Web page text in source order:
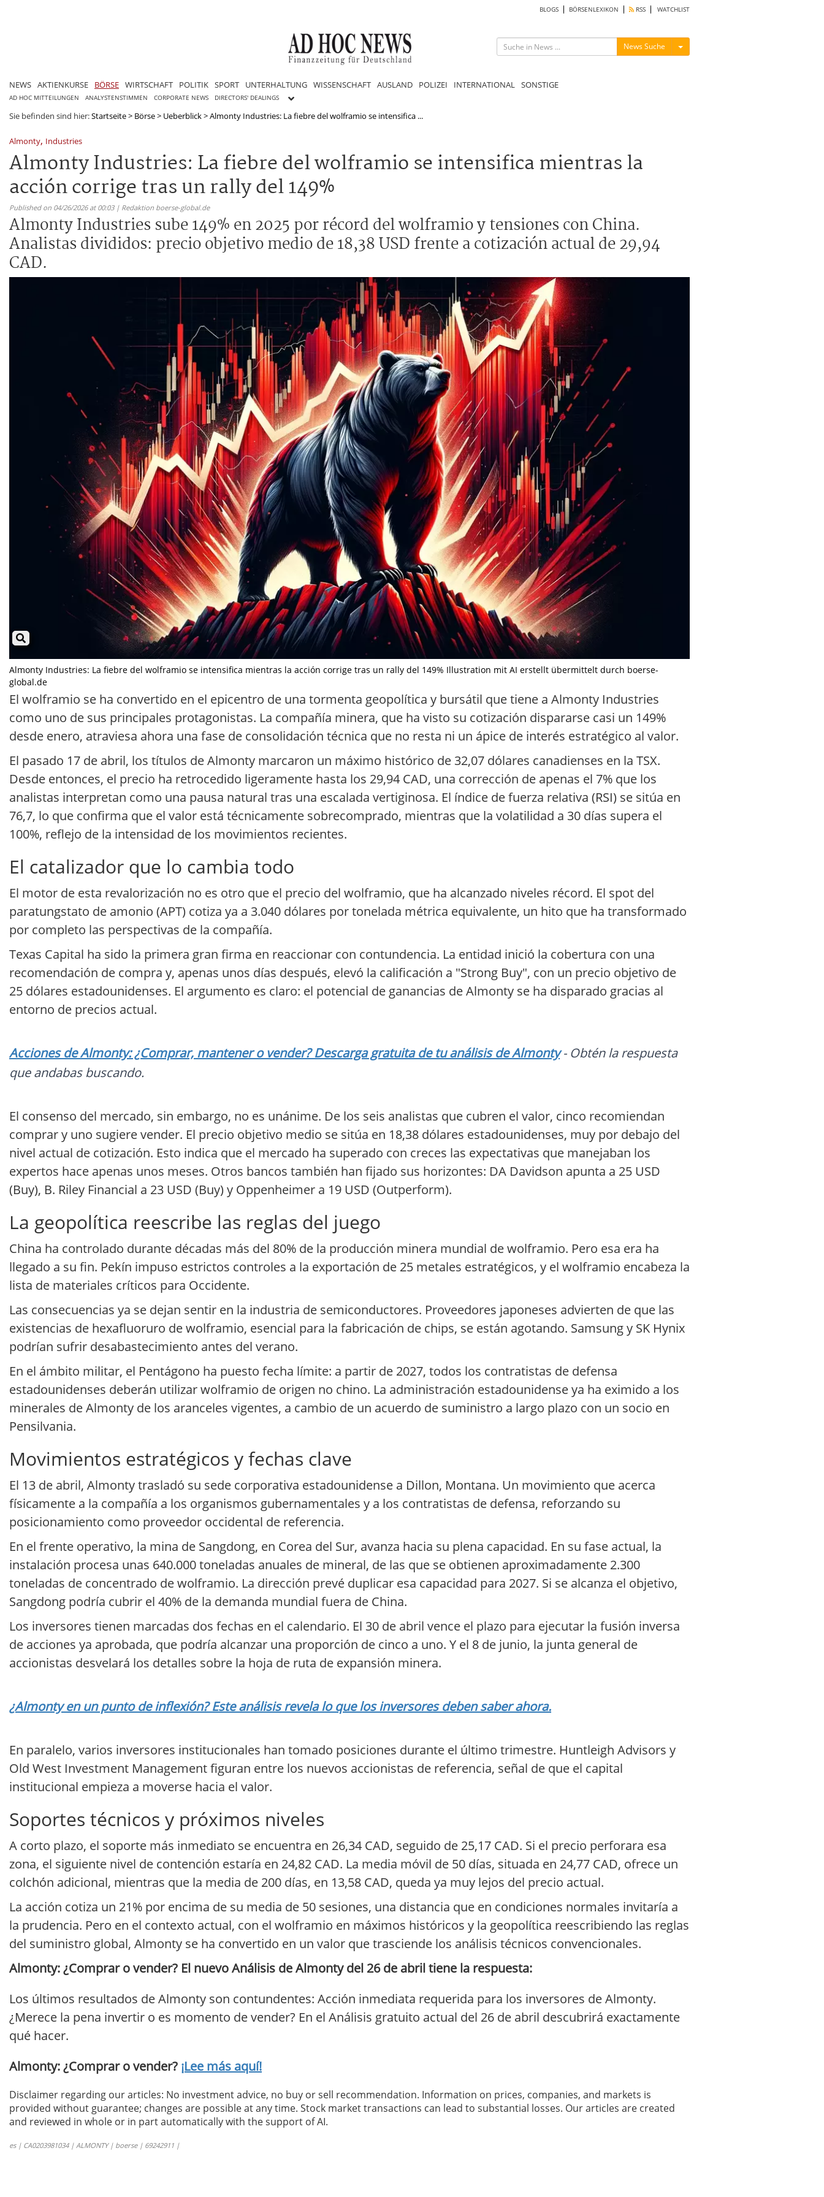
BLOGS BÖRSENLEXIKON RSS WATCHLIST
News Suche Menü ein-/ausblenden
NEWS AKTIENKURSE BÖRSE WIRTSCHAFT POLITIK SPORT UNTERHALTUNG WISSENSCHAFT AUSLAND POLIZEI INTERNATIONAL SONSTIGE
AD HOC MITTEILUNGEN ANALYSTENSTIMMEN CORPORATE NEWS DIRECTORS' DEALINGS
Sie befinden sind hier:Startseite> Börse> Ueberblick>Almonty Industries: La fiebre del wolframio se intensifica ...
Almonty, Industries
Almonty Industries: La fiebre del wolframio se intensifica mientras la
acción corrige tras un rally del 149%
Published on 04/26/2026 at 00:03 | Redaktion boerse-global.de
Almonty Industries sube 149% en 2025 por récord del wolframio y tensiones con China.
Analistas divididos: precio objetivo medio de 18,38 USD frente a cotización actual de 29,94
CAD.
Almonty Industries: La fiebre del wolframio se intensifica mientras la acción corrige tras un rally del 149% Illustration mit AI erstellt übermittelt durch boerse-
global.de
El wolframio se ha convertido en el epicentro de una tormenta geopolítica y bursátil que tiene a Almonty Industries
como uno de sus principales protagonistas. La compañía minera, que ha visto su cotización dispararse casi un 149%
desde enero, atraviesa ahora una fase de consolidación técnica que no resta ni un ápice de interés estratégico al valor.
El pasado 17 de abril, los títulos de Almonty marcaron un máximo histórico de 32,07 dólares canadienses en la TSX.
Desde entonces, el precio ha retrocedido ligeramente hasta los 29,94 CAD, una corrección de apenas el 7% que los
analistas interpretan como una pausa natural tras una escalada vertiginosa. El índice de fuerza relativa (RSI) se sitúa en
76,7, lo que confirma que el valor está técnicamente sobrecomprado, mientras que la volatilidad a 30 días supera el
100%, reflejo de la intensidad de los movimientos recientes.
El catalizador que lo cambia todo
El motor de esta revalorización no es otro que el precio del wolframio, que ha alcanzado niveles récord. El spot del
paratungstato de amonio (APT) cotiza ya a 3.040 dólares por tonelada métrica equivalente, un hito que ha transformado
por completo las perspectivas de la compañía.
Texas Capital ha sido la primera gran firma en reaccionar con contundencia. La entidad inició la cobertura con una
recomendación de compra y, apenas unos días después, elevó la calificación a "Strong Buy", con un precio objetivo de
25 dólares estadounidenses. El argumento es claro: el potencial de ganancias de Almonty se ha disparado gracias al
entorno de precios actual.
Acciones de Almonty: ¿Comprar, mantener o vender? Descarga gratuita de tu análisis de Almonty- Obtén la respuesta
que andabas buscando.
El consenso del mercado, sin embargo, no es unánime. De los seis analistas que cubren el valor, cinco recomiendan
comprar y uno sugiere vender. El precio objetivo medio se sitúa en 18,38 dólares estadounidenses, muy por debajo del
nivel actual de cotización. Esto indica que el mercado ha superado con creces las expectativas que manejaban los
expertos hace apenas unos meses. Otros bancos también han fijado sus horizontes: DA Davidson apunta a 25 USD
(Buy), B. Riley Financial a 23 USD (Buy) y Oppenheimer a 19 USD (Outperform).
La geopolítica reescribe las reglas del juego
China ha controlado durante décadas más del 80% de la producción minera mundial de wolframio. Pero esa era ha
llegado a su fin. Pekín impuso estrictos controles a la exportación de 25 metales estratégicos, y el wolframio encabeza la
lista de materiales críticos para Occidente.
Las consecuencias ya se dejan sentir en la industria de semiconductores. Proveedores japoneses advierten de que las
existencias de hexafluoruro de wolframio, esencial para la fabricación de chips, se están agotando. Samsung y SK Hynix
podrían sufrir desabastecimiento antes del verano.
En el ámbito militar, el Pentágono ha puesto fecha límite: a partir de 2027, todos los contratistas de defensa
estadounidenses deberán utilizar wolframio de origen no chino. La administración estadounidense ya ha eximido a los
minerales de Almonty de los aranceles vigentes, a cambio de un acuerdo de suministro a largo plazo con un socio en
Pensilvania.
Movimientos estratégicos y fechas clave
El 13 de abril, Almonty trasladó su sede corporativa estadounidense a Dillon, Montana. Un movimiento que acerca
físicamente a la compañía a los organismos gubernamentales y a los contratistas de defensa, reforzando su
posicionamiento como proveedor occidental de referencia.
En el frente operativo, la mina de Sangdong, en Corea del Sur, avanza hacia su plena capacidad. En su fase actual, la
instalación procesa unas 640.000 toneladas anuales de mineral, de las que se obtienen aproximadamente 2.300
toneladas de concentrado de wolframio. La dirección prevé duplicar esa capacidad para 2027. Si se alcanza el objetivo,
Sangdong podría cubrir el 40% de la demanda mundial fuera de China.
Los inversores tienen marcadas dos fechas en el calendario. El 30 de abril vence el plazo para ejecutar la fusión inversa
de acciones ya aprobada, que podría alcanzar una proporción de cinco a uno. Y el 8 de junio, la junta general de
accionistas desvelará los detalles sobre la hoja de ruta de expansión minera.
¿Almonty en un punto de inflexión? Este análisis revela lo que los inversores deben saber ahora.
En paralelo, varios inversores institucionales han tomado posiciones durante el último trimestre. Huntleigh Advisors y
Old West Investment Management figuran entre los nuevos accionistas de referencia, señal de que el capital
institucional empieza a moverse hacia el valor.
Soportes técnicos y próximos niveles
A corto plazo, el soporte más inmediato se encuentra en 26,34 CAD, seguido de 25,17 CAD. Si el precio perforara esa
zona, el siguiente nivel de contención estaría en 24,82 CAD. La media móvil de 50 días, situada en 24,77 CAD, ofrece un
colchón adicional, mientras que la media de 200 días, en 13,58 CAD, queda ya muy lejos del precio actual.
La acción cotiza un 21% por encima de su media de 50 sesiones, una distancia que en condiciones normales invitaría a
la prudencia. Pero en el contexto actual, con el wolframio en máximos históricos y la geopolítica reescribiendo las reglas
del suministro global, Almonty se ha convertido en un valor que trasciende los análisis técnicos convencionales.
Almonty: ¿Comprar o vender? El nuevo Análisis de Almonty del 26 de abril tiene la respuesta:
Los últimos resultados de Almonty son contundentes: Acción inmediata requerida para los inversores de Almonty.
¿Merece la pena invertir o es momento de vender? En el Análisis gratuito actual del 26 de abril descubrirá exactamente
qué hacer.
Almonty: ¿Comprar o vender? ¡Lee más aquí!
Disclaimer regarding our articles: No investment advice, no buy or sell recommendation. Information on prices, companies, and markets is
provided without guarantee; changes are possible at any time. Stock market transactions can lead to substantial losses. Our articles are created
and reviewed in whole or in part automatically with the support of AI.
es | CA0203981034 | ALMONTY | boerse | 69242911 |